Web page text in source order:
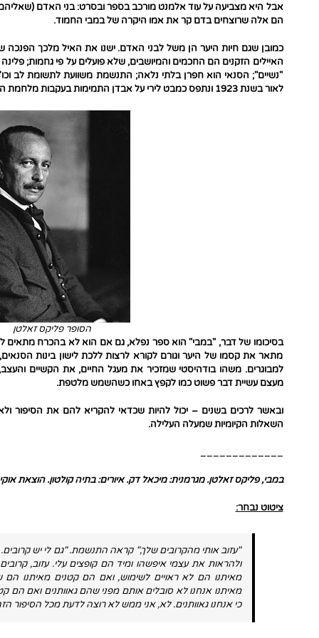
אבל היא מצביעה על עוד אלמנט מורכב בספר ובסרט: בני האדם
הם אלה שרוצחים בדם קר את אמו היקרה של במבי החמוד.
כמובן שגם חיות היער הן משל לבני האדם. ישנו את האיל מלכך הפנכה
האיילים הזקנים הם החכמים והמיושבים, שלא פועלים על פי גחמות;
"נשיים"; הסנאי הוא חפרן בלתי נלאה; התנשמת משוועת לתשומת לב
לאור בשנת 1923 ונתפס כמבט לירי על אבדן התמימות בעקבות מלחמת העולם הראשונה).
הסופר פליקס זאלטן
בסיכומו של דבר, "במבי" הוא ספר נפלא, גם אם הוא לא בהכרח מתאים
מתאר את קסמו של היער וגורם לקורא לרצות ללכת לישון בינות
למבוגרים. משהו בודהיסטי שמזכיר את מעגל החיים, את הקשיים
מעצם עשיית דבר פשוט כמו לקפץ באחו כשהשמש מלטפת.
ובאשר לרכים בשנים – יכול להיות שכדאי להקריא להם את הסיפור
השאלות הקיומיות שמעלה העלילה.
במבי, פליקס זאלטן. מגרמנית: מיכאל דק. איורים: בתיה קולטון. הוצאת אוקיאנוס ומודן.
ציטוט נבחר:
"עזוב אותי מהקרובים שלך," קראה התנשמת. "גם לי יש
ולהראות את עצמי איפשהו ומיד הם קופצים עלי. עזוב,
מאיתנו הם לא ראויים לשימוש, ואם הם קטנים מאיתנו הם
מאיתנו אנחנו לא סובלים אותם מפני שהם גאוותנים ואם הם
כי אנחנו גאוותנים. לא, אני ממש לא רוצה לדעת מכל הסיפור